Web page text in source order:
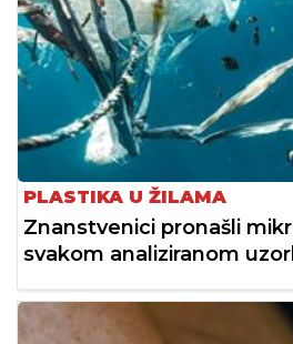
PLASTIKA U ŽILAMA
Znanstvenici pronašli
svakom analiziranom